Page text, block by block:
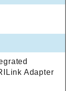
Adapter